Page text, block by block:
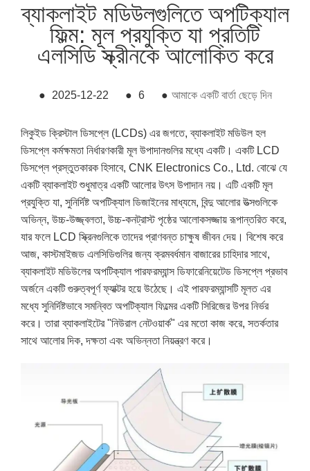
ব্যাকলাইট মডিউলগুলিতে অপটিক্যাল
ফিল্ম: মূল প্রযুক্তি যা প্রতিটি
এলসিডি স্ক্রীনকে আলোকিত করে
● 2025-12-22 ● 6 ● আমাকে একটি বার্তা ছেড়ে দিন
লিকুইড ক্রিস্টাল ডিসপ্লে (LCDs) এর জগতে, ব্যাকলাইট মডিউল হল
ডিসপ্লে কর্মক্ষমতা নির্ধারণকারী মূল উপাদানগুলির মধ্যে একটি। একটি LCD
ডিসপ্লে প্রস্তুতকারক হিসাবে, CNK Electronics Co., Ltd. বোঝে যে
একটি ব্যাকলাইট শুধুমাত্র একটি আলোর উৎস উপাদান নয়। এটি একটি মূল
প্রযুক্তি যা, সুনির্দিষ্ট অপটিক্যাল ডিজাইনের মাধ্যমে, বিন্দু আলোর উত্সগুলিকে
অভিন্ন, উচ্চ-উজ্জ্বলতা, উচ্চ-কনট্রাস্ট পৃষ্ঠের আলোকসজ্জায় রূপান্তরিত করে,
যার ফলে LCD স্ক্রিনগুলিকে তাদের প্রাণবন্ত চাক্ষুষ জীবন দেয়। বিশেষ করে
আজ, কাস্টমাইজড এলসিডিগুলির জন্য ক্রমবর্ধমান বাজারের চাহিদার সাথে,
ব্যাকলাইট মডিউলের অপটিক্যাল পারফরম্যান্স ডিফারেনিয়েটেড ডিসপ্লে প্রভাব
অর্জনে একটি গুরুত্বপূর্ণ ফ্যাক্টর হয়ে উঠেছে। এই পারফরম্যান্সটি মূলত এর
মধ্যে সুনির্দিষ্টভাবে সমন্বিত অপটিক্যাল ফিল্মের একটি সিরিজের উপর নির্ভর
করে। তারা ব্যাকলাইটের "নিউরাল নেটওয়ার্ক" এর মতো কাজ করে, সতর্কতার
সাথে আলোর দিক, দক্ষতা এবং অভিন্নতা নিয়ন্ত্রণ করে।